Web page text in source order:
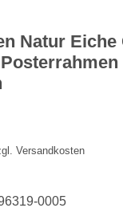
Natur Eiche
Versandkosten
0005